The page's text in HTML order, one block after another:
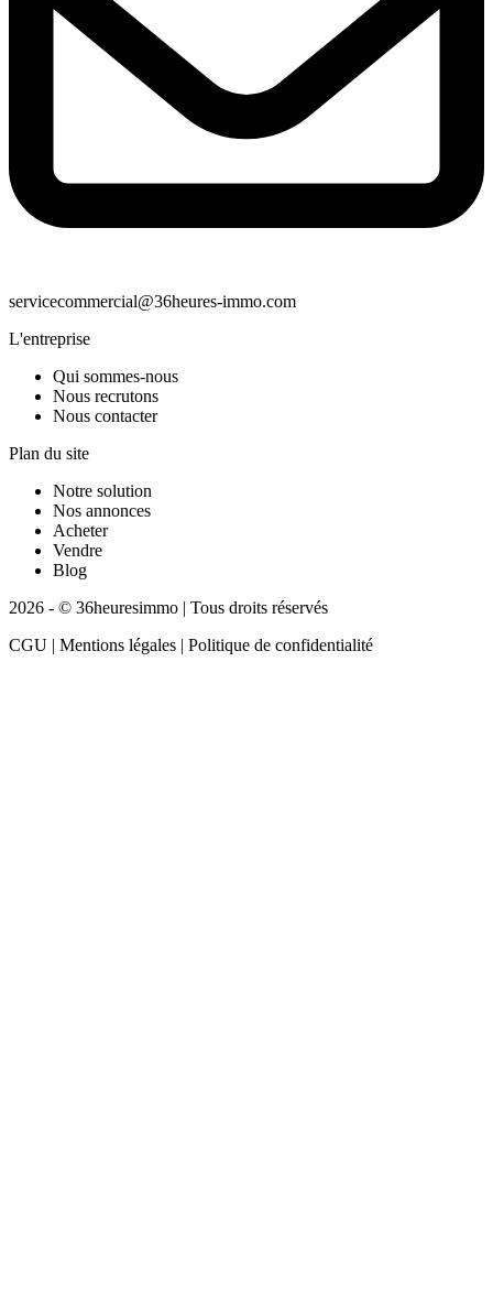
servicecommercial@36heures-immo.com
L'entreprise
Qui sommes-nous
Nous recrutons
Nous contacter
Plan du site
Notre solution
Nos annonces
Acheter
Vendre
Blog
2026 - © 36heuresimmo | Tous droits réservés
CGU | Mentions légales | Politique de confidentialité